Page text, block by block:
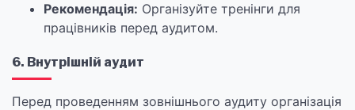
Рекомендація: Організуйте тренінги для
працівників перед аудитом.
6. Внутрішній аудит
Перед проведенням зовнішнього аудиту організація